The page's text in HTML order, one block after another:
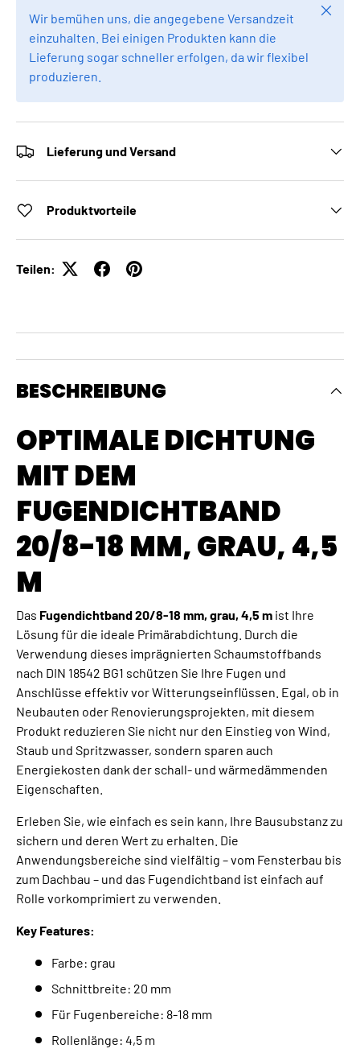
Wir bemühen uns, die angegebene Versandzeit
einzuhalten. Bei einigen Produkten kann die
Lieferung sogar schneller erfolgen, da wir flexibel
produzieren.
Lieferung und Versand
Produktvorteile
Teilen:
BESCHREIBUNG
OPTIMALE DICHTUNG
MIT DEM
FUGENDICHTBAND
20/8-18 MM, GRAU, 4,5
M
Das Fugendichtband 20/8-18 mm, grau, 4,5 m ist Ihre
Lösung für die ideale Primärabdichtung. Durch die
Verwendung dieses imprägnierten Schaumstoffbands
nach DIN 18542 BG1 schützen Sie Ihre Fugen und
Anschlüsse effektiv vor Witterungseinflüssen. Egal, ob in
Neubauten oder Renovierungsprojekten, mit diesem
Produkt reduzieren Sie nicht nur den Einstieg von Wind,
Staub und Spritzwasser, sondern sparen auch
Energiekosten dank der schall- und wärmedämmenden
Eigenschaften.
Erleben Sie, wie einfach es sein kann, Ihre Bausubstanz zu
sichern und deren Wert zu erhalten. Die
Anwendungsbereiche sind vielfältig – vom Fensterbau bis
zum Dachbau – und das Fugendichtband ist einfach auf
Rolle vorkomprimiert zu verwenden.
Key Features:
Farbe: grau
Schnittbreite: 20 mm
Für Fugenbereiche: 8-18 mm
Rollenlänge: 4,5 m